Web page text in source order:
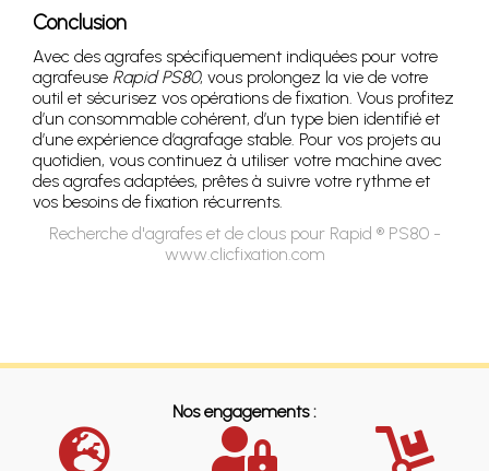
Conclusion
Avec des agrafes spécifiquement indiquées pour votre
agrafeuse Rapid PS80, vous prolongez la vie de votre
outil et sécurisez vos opérations de fixation. Vous profitez
d’un consommable cohérent, d’un type bien identifié et
d’une expérience d’agrafage stable. Pour vos projets au
quotidien, vous continuez à utiliser votre machine avec
des agrafes adaptées, prêtes à suivre votre rythme et
vos besoins de fixation récurrents.
Recherche d'agrafes et de clous pour Rapid ® PS80 -
www.clicfixation.com
Nos engagements :